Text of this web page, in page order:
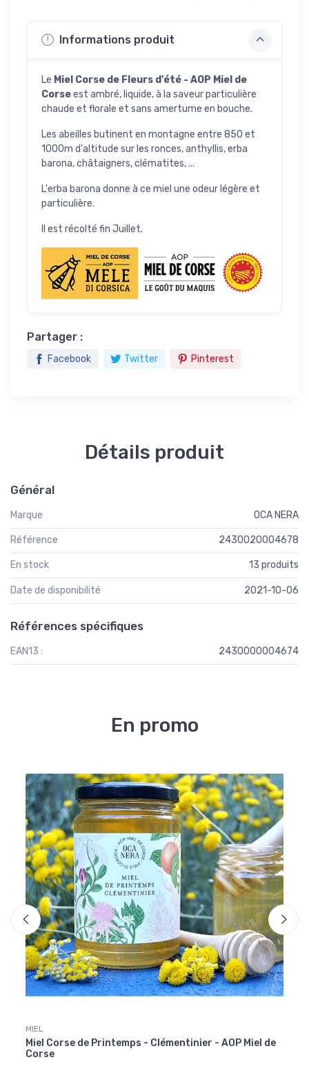
Informations produit
Le Miel Corse de Fleurs d'été - AOP Miel de
Corseest ambré, liquide, à la saveur particulière
chaude et florale et sans amertume en bouche.
Les abeilles butinent en montagne entre 850 et
1000m d'altitude sur les ronces, anthyllis, erba
barona, châtaigners, clématites, ...
L'erba barona donne à ce miel une odeur légère et
particulière.
Il est récolté fin Juillet.
Partager :
Facebook Twitter Pinterest
Détails produit
Général
Marque OCA NERA
Référence 2430020004678
En stock 13 produits
Date de disponibilité 2021-10-06
Références spécifiques
EAN13 : 2430000004674
En promo
MIEL
Miel Corse de Printemps - Clémentinier - AOP Miel de
Corse